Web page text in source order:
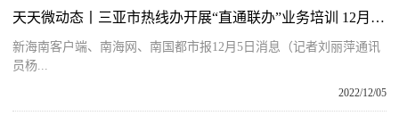
天天微动态丨三亚市热线办开展“直通联办”业务培训 12月底前完成6期
新海南客户端、南海网、南国都市报12月5日消息（记者刘丽萍通讯
员杨...
2022/12/05